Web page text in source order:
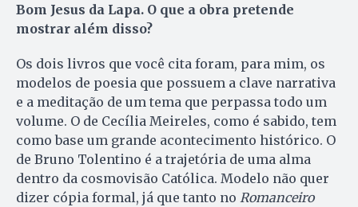
Bom Jesus da Lapa. O que a obra pretende
mostrar além disso?
Os dois livros que você cita foram, para mim, os
modelos de poesia que possuem a clave narrativa
e a meditação de um tema que perpassa todo um
volume. O de Cecília Meireles, como é sabido, tem
como base um grande acontecimento histórico. O
de Bruno Tolentino é a trajetória de uma alma
dentro da cosmovisão Católica. Modelo não quer
dizer cópia formal, já que tanto no Romanceiro